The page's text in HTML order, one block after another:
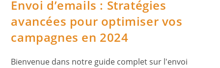
Envoi d’emails : Stratégies
avancées pour optimiser vos
campagnes en 2024
Bienvenue dans notre guide complet sur l'envoi